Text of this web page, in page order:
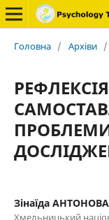
Головна / Архіви /
Зінаїда АНТОНОВА
Хмельницький